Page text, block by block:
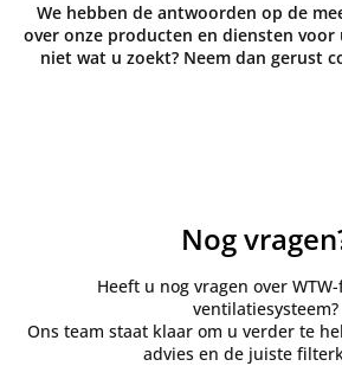
We hebben de antwoorden op de
over onze producten en diensten voor
niet wat u zoekt? Neem dan gerust
Nog
Heeft u nog vragen over
ventilatiesysteem?
Ons team staat klaar om u verder te
advies en de juiste